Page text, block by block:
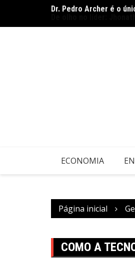
o
De olho no líder:
ECONOMIA
Página inicial
COMO A